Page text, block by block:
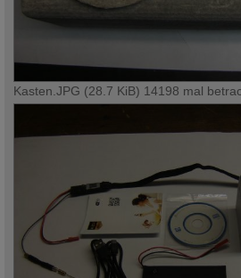
Kasten.JPG (28.7 KiB) 14198 mal